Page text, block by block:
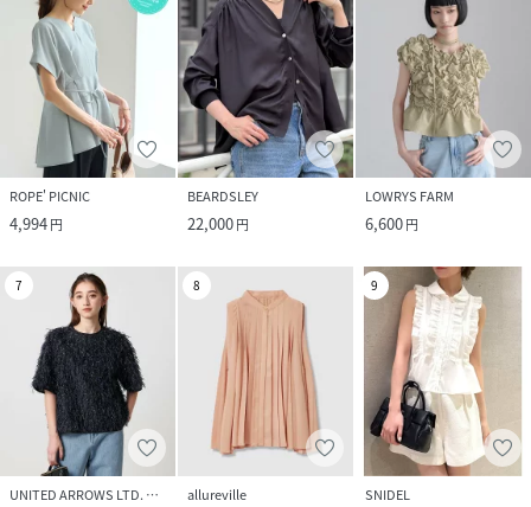
ROPE' PICNIC
4,994円
BEARDSLEY
22,000円
LOWRYS FARM
6,600円
7
UNITED ARROWS LTD. OUTLET
8
allureville
9
SNIDEL